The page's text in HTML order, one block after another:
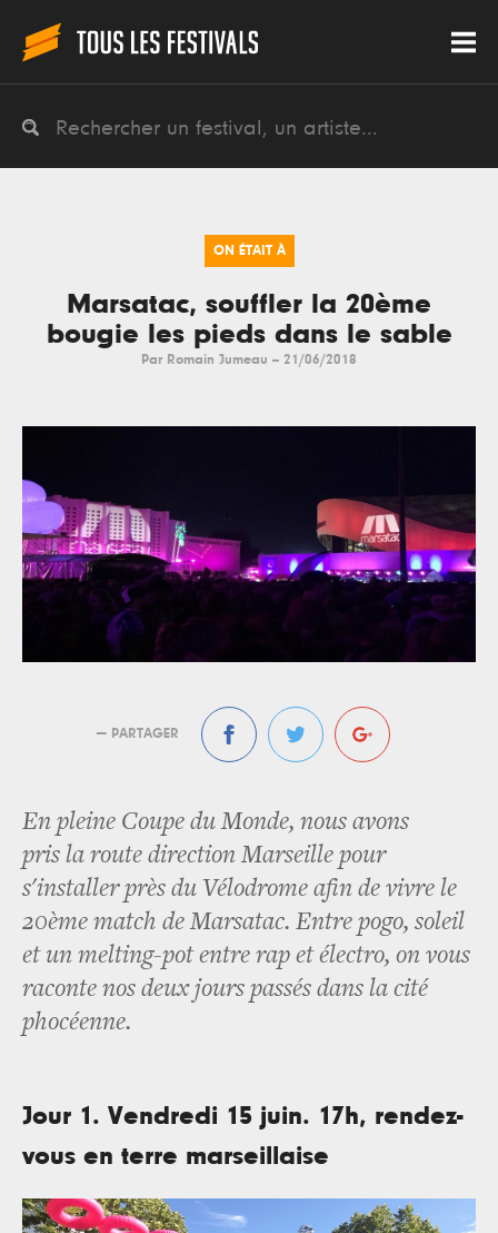
ON ÉTAIT À
Marsatac, souffler la 20ème
bougie les pieds dans le sable
Par Romain Jumeau -- 21/06/2018
— PARTAGER
En pleine Coupe du Monde, nous avons
pris la route direction Marseille pour
s'installer près du Vélodrome afin de vivre le
20ème match de Marsatac. Entre pogo, soleil
et un melting-pot entre rap et électro, on vous
raconte nos deux jours passés dans la cité
phocéenne.
Jour 1. Vendredi 15 juin. 17h, rendez-
vous en terre marseillaise